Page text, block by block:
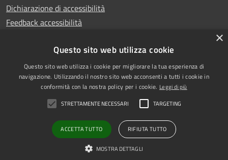
Dichiarazione di accessibilità
Feedback accessibilità
RSS
Accessibilità
Mappa del sito
Copyright © 2025
Comune di Garlasco
×
Questo sito web utilizza cookie
Questo sito web utilizza i cookie per migliorare la tua esperienza di
navigazione. Utilizzando il nostro sito web acconsenti a tutti i cookie in
conformità con la nostra policy per i cookie. Leggi di più
STRETTAMENTE NECESSARI TARGETING
ACCETTA TUTTO RIFIUTA TUTTO
MOSTRA DETTAGLI